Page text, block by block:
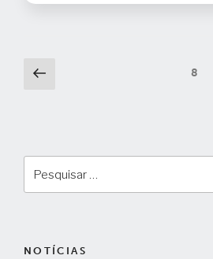
Paginação
Página
8
por:
NOTÍCIAS